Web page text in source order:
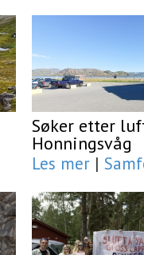
Søker etter
Honningsvåg
Les mer |